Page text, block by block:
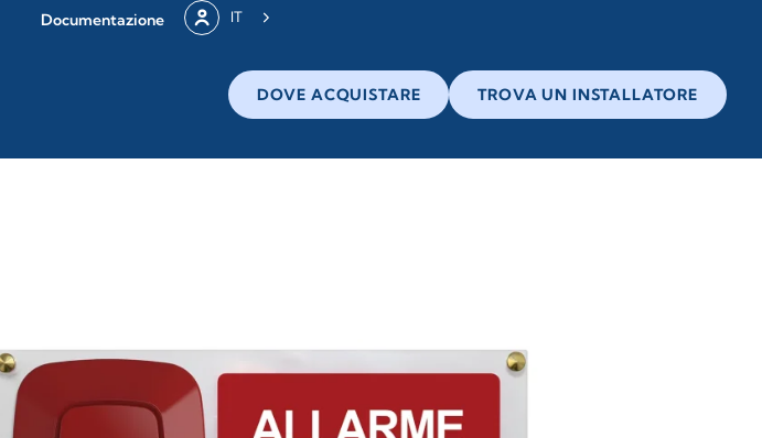
Documentazione IT
DOVE ACQUISTARE TROVA UN INSTALLATORE